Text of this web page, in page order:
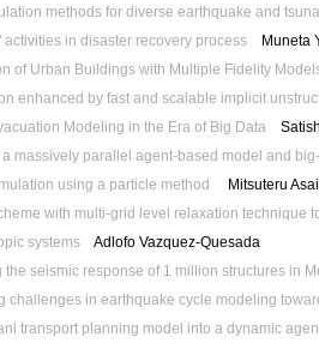
methods for diverse earthquake and
in disaster recovery process Muneta
of Urban Buildings with Multiple Fidelity
enhanced by fast and scalable implicit
Modeling in the Era of Big Data
massively parallel agent-based model and
using a particle method
Mitsuteru Asai
with multi-grid level relaxation technique
systems Adlofo Vazquez-Quesada
the seismic response of 1 million structures in
challenges in earthquake cycle modeling
transport planning model into a dynamic